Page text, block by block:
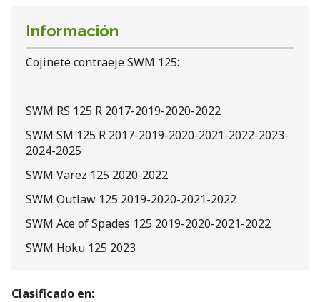
Información
Cojinete contraeje SWM 125:
SWM RS 125 R 2017-2019-2020-2022
SWM SM 125 R 2017-2019-2020-2021-2022-2023-
2024-2025
SWM Varez 125 2020-2022
SWM Outlaw 125 2019-2020-2021-2022
SWM Ace of Spades 125 2019-2020-2021-2022
SWM Hoku 125 2023
Clasificado en: